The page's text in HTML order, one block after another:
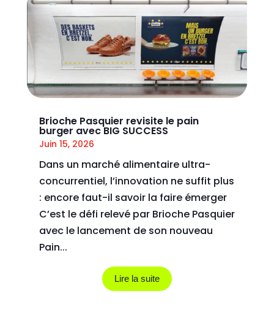
Brioche Pasquier revisite le pain
burger avec BIG SUCCESS
Juin 15, 2026
Dans un marché alimentaire ultra-
concurrentiel, l’innovation ne suffit plus
: encore faut-il savoir la faire émerger
C’est le défi relevé par Brioche Pasquier
avec le lancement de son nouveau
Pain...
Lire la suite